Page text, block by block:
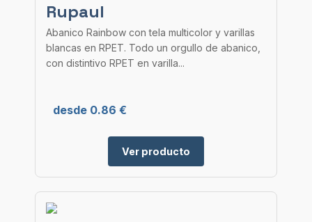
Rupaul
Abanico Rainbow con tela multicolor y varillas
blancas en RPET. Todo un orgullo de abanico,
con distintivo RPET en varilla...
desde 0.86 €
Ver producto